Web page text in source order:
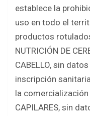
establece la
uso en todo el
productos
NUTRICIÓN DE
CABELLO, sin
inscripción
la comercialización
CAPILARES, sin